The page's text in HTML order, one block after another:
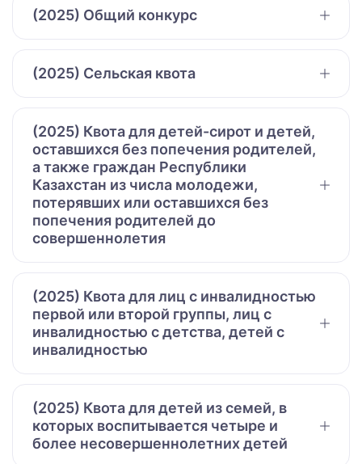
(2025) Общий конкурс
(2025) Сельская квота
(2025) Квота для детей-сирот и детей,
оставшихся без попечения родителей,
а также граждан Республики
Казахстан из числа молодежи,
потерявших или оставшихся без
попечения родителей до
совершеннолетия
(2025) Квота для лиц с инвалидностью
первой или второй группы, лиц с
инвалидностью с детства, детей с
инвалидностью
(2025) Квота для детей из семей, в
которых воспитывается четыре и
более несовершеннолетних детей